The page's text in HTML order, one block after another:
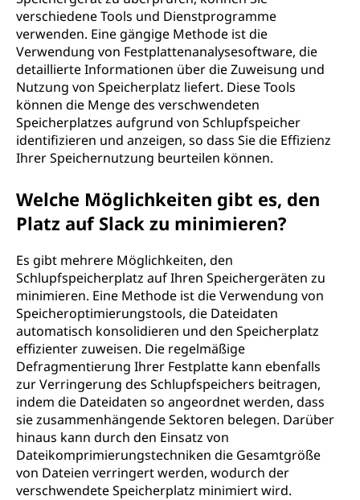
verschiedene Tools und Dienstprogramme
verwenden. Eine gängige Methode ist die
Verwendung von Festplattenanalysesoftware, die
detaillierte Informationen über die Zuweisung und
Nutzung von Speicherplatz liefert. Diese Tools
können die Menge des verschwendeten
Speicherplatzes aufgrund von Schlupfspeicher
identifizieren und anzeigen, so dass Sie die Effizienz
Ihrer Speichernutzung beurteilen können.
Welche Möglichkeiten gibt es, den
Platz auf Slack zu minimieren?
Es gibt mehrere Möglichkeiten, den
Schlupfspeicherplatz auf Ihren Speichergeräten zu
minimieren. Eine Methode ist die Verwendung von
Speicheroptimierungstools, die Dateidaten
automatisch konsolidieren und den Speicherplatz
effizienter zuweisen. Die regelmäßige
Defragmentierung Ihrer Festplatte kann ebenfalls
zur Verringerung des Schlupfspeichers beitragen,
indem die Dateidaten so angeordnet werden, dass
sie zusammenhängende Sektoren belegen. Darüber
hinaus kann durch den Einsatz von
Dateikomprimierungstechniken die Gesamtgröße
von Dateien verringert werden, wodurch der
verschwendete Speicherplatz minimiert wird.